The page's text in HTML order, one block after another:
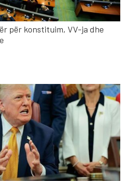
për konstituim, VV-ja dhe